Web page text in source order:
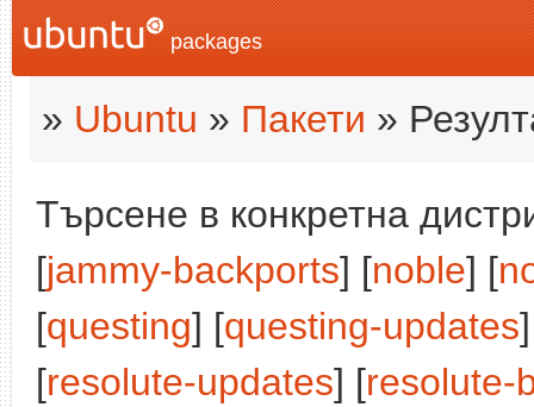
packages
» Ubuntu » Пакети »
Търсене в конкретна
[jammy-backports] [noble] [
[questing] [questing-updates
[resolute-updates] [resolute-